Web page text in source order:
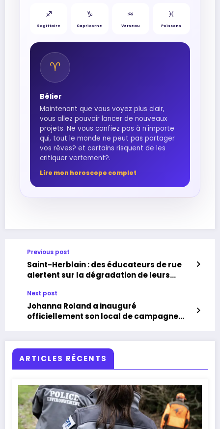
♐︎
Sagittaire
♑︎
Capricorne
♒︎
Verseau
♓︎
Poissons
♈︎
Bélier
Maintenant que vous voyez plus clair,
vous allez pouvoir lancer de nouveaux
projets. Ne vous confiez pas à n'importe
qui, tout le monde ne peut pas partager
vos rêves? et certains risquent de les
critiquer vertement?.
Lire mon horoscope complet
Previous post
Saint-Herblain : des éducateurs de rue
alertent sur la dégradation de leurs
Next post
Johanna Roland a inauguré
officiellement son local de campagne
ARTICLES RÉCENTS